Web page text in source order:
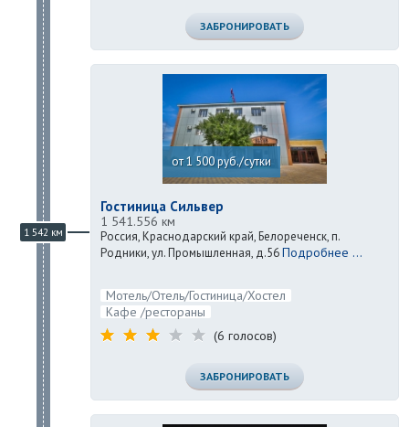
ЗАБРОНИРОВАТЬ
1 542 км
от 1 500 руб./сутки
Гостиница Сильвер
1 541.556 км
Россия, Краснодарский край, Белореченск, п.
Родники, ул. Промышленная, д.56Подробнее ...
Мотель/Отель/Гостиница/Хостел
Кафе /рестораны
(6 голосов)
ЗАБРОНИРОВАТЬ